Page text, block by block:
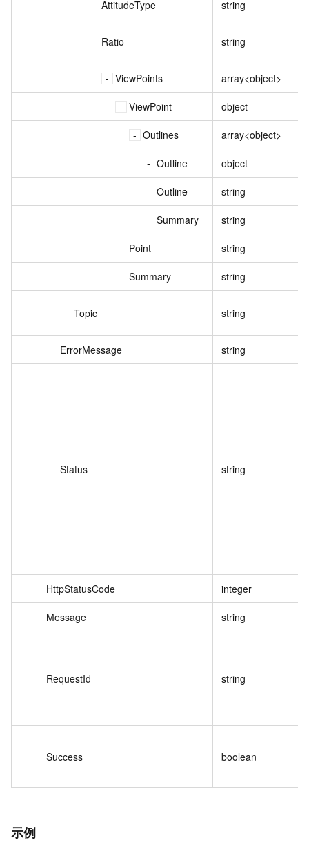
AttitudeType string
Ratio string
ViewPoints array<object>
ViewPoint object
Outlines array<object>
Outline object
Outline string
Summary string
Point string
Summary string
Topic string
ErrorMessage string
Status string
HttpStatusCode integer
Message string
RequestId string
Success boolean
示例